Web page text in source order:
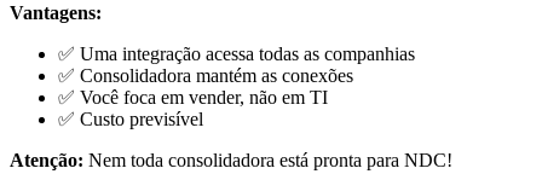
Vantagens:
✅ Uma integração acessa todas as companhias
✅ Consolidadora mantém as conexões
✅ Você foca em vender, não em TI
✅ Custo previsível
Atenção: Nem toda consolidadora está pronta para NDC!